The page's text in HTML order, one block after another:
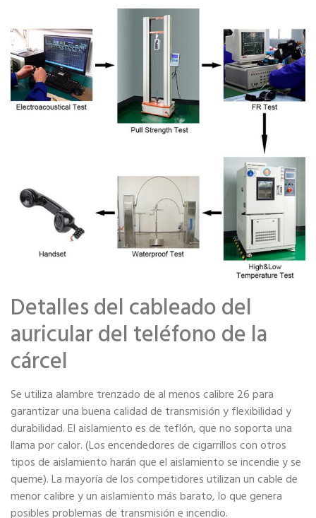
Detalles del cableado del
auricular del teléfono de la
cárcel
Se utiliza alambre trenzado de al menos calibre 26 para
garantizar una buena calidad de transmisión y flexibilidad y
durabilidad. El aislamiento es de teflón, que no soporta una
llama por calor. (Los encendedores de cigarrillos con otros
tipos de aislamiento harán que el aislamiento se incendie y se
queme). La mayoría de los competidores utilizan un cable de
menor calibre y un aislamiento más barato, lo que genera
posibles problemas de transmisión e incendio.